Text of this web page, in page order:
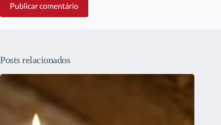
Publicar comentário
Posts relacionados